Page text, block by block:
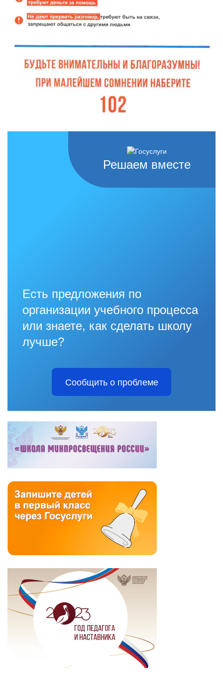
Решаем вместе
Есть предложения по
организации учебного процесса
или знаете, как сделать школу
лучше?
Сообщить о проблеме